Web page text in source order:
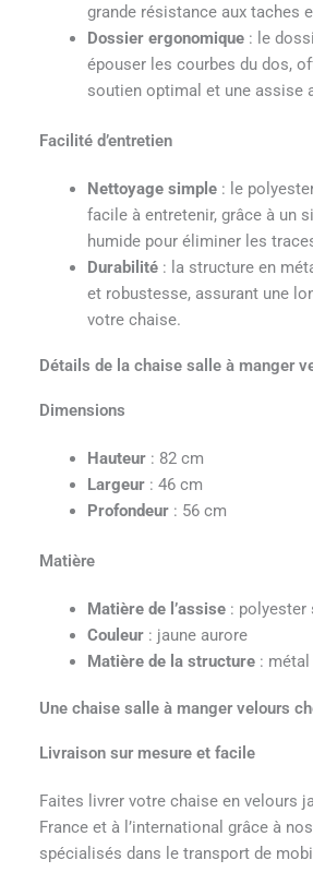
grande résistance aux taches
Dossier ergonomique: le
épouser les courbes du dos,
soutien optimal et une assise
Facilité d’entretien
Nettoyage simple: le
facile à entretenir, grâce à un
humide pour éliminer les
Durabilité: la structure en
et robustesse, assurant une
votre chaise.
Détails de la chaise salle à manger
Dimensions
Hauteur: 82 cm
Largeur: 46 cm
Profondeur: 56 cm
Matière
Matière de l’assise: polyester
Couleur: jaune aurore
Matière de la structure: métal
Une chaise salle à manger velours
Livraison sur mesure et facile
Faites livrer votre chaise en velours
France et à l’international grâce à
spécialisés dans le transport de